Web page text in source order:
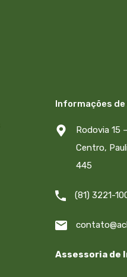
Informações
Rodovia 15
Centro,
445
(81) 3221-
Assessoria de